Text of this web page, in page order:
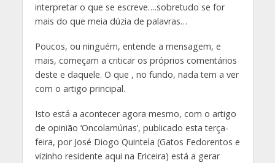
interpretar o que se escreve….sobretudo se for
mais do que meia dúzia de palavras…
Poucos, ou ninguém, entende a mensagem, e
mais, começam a criticar os próprios comentários
deste e daquele. O que , no fundo, nada tem a ver
com o artigo principal.
Isto está a acontecer agora mesmo, com o artigo
de opinião ‘Oncolamúrias’, publicado esta terça-
feira, por José Diogo Quintela (Gatos Fedorentos e
vizinho residente aqui na Ericeira) está a gerar